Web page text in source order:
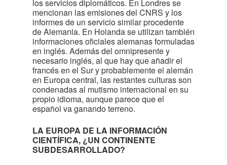
los servicios diplomáticos. En Londres se
mencionan las emisiones del CNRS y los
informes de un servicio similar procedente
de Alemania. En Holanda se utilizan también
informaciones oficiales alemanas formuladas
en inglés. Además del omnipresente y
necesario inglés, al que hay que añadir el
francés en el Sur y probablemente el alemán
en Europa central, las restantes culturas son
condenadas al mutismo internacional en su
propio idioma, aunque parece que el
español va ganando terreno.
LA EUROPA DE LA INFORMACIÓN
CIENTÍFICA, ¿UN CONTINENTE
SUBDESARROLLADO?